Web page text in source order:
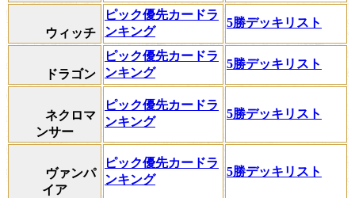
ウィッチ
ピック優先カードラ
ンキング
5勝デッキリスト
ドラゴン
ピック優先カードラ
ンキング
5勝デッキリスト
ネクロマ
ンサー
ピック優先カードラ
ンキング
5勝デッキリスト
ヴァンパ
イア
ピック優先カードラ
ンキング
5勝デッキリスト